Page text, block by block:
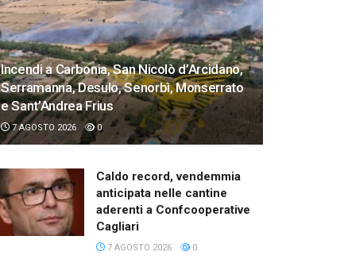
Incendi a Carbonia, San Nicolò d’Arcidano,
Serramanna, Desulo, Senorbì, Monserrato
e Sant’Andrea Frius
7 AGOSTO 2026 0
Caldo record, vendemmia
anticipata nelle cantine
aderenti a Confcooperative
Cagliari
7 AGOSTO 2026 0